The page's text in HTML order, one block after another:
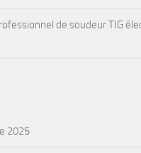
de soudeur TIG
2025